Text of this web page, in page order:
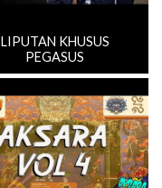
LIPUTAN KHUSUS
PEGASUS